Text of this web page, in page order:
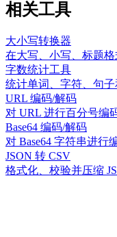
相关工具
大小写转换器
在大写、小写、标题
字数统计工具
统计单词、字符、句
URL 编码/解码
对 URL 进行百分号编
Base64 编码/解码
对 Base64 字符串进行
JSON 转 CSV
格式化、校验并压缩